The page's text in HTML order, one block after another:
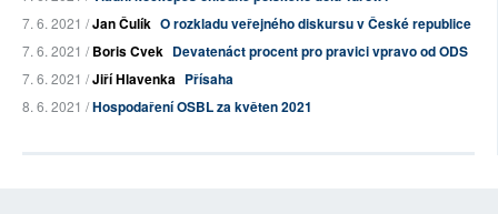
7. 6. 2021 /Jan Čulík O rozkladu veřejného diskursu v České republice
7. 6. 2021 /Boris Cvek Devatenáct procent pro pravici vpravo od ODS
7. 6. 2021 /Jiří Hlavenka Přísaha
8. 6. 2021 /Hospodaření OSBL za květen 2021